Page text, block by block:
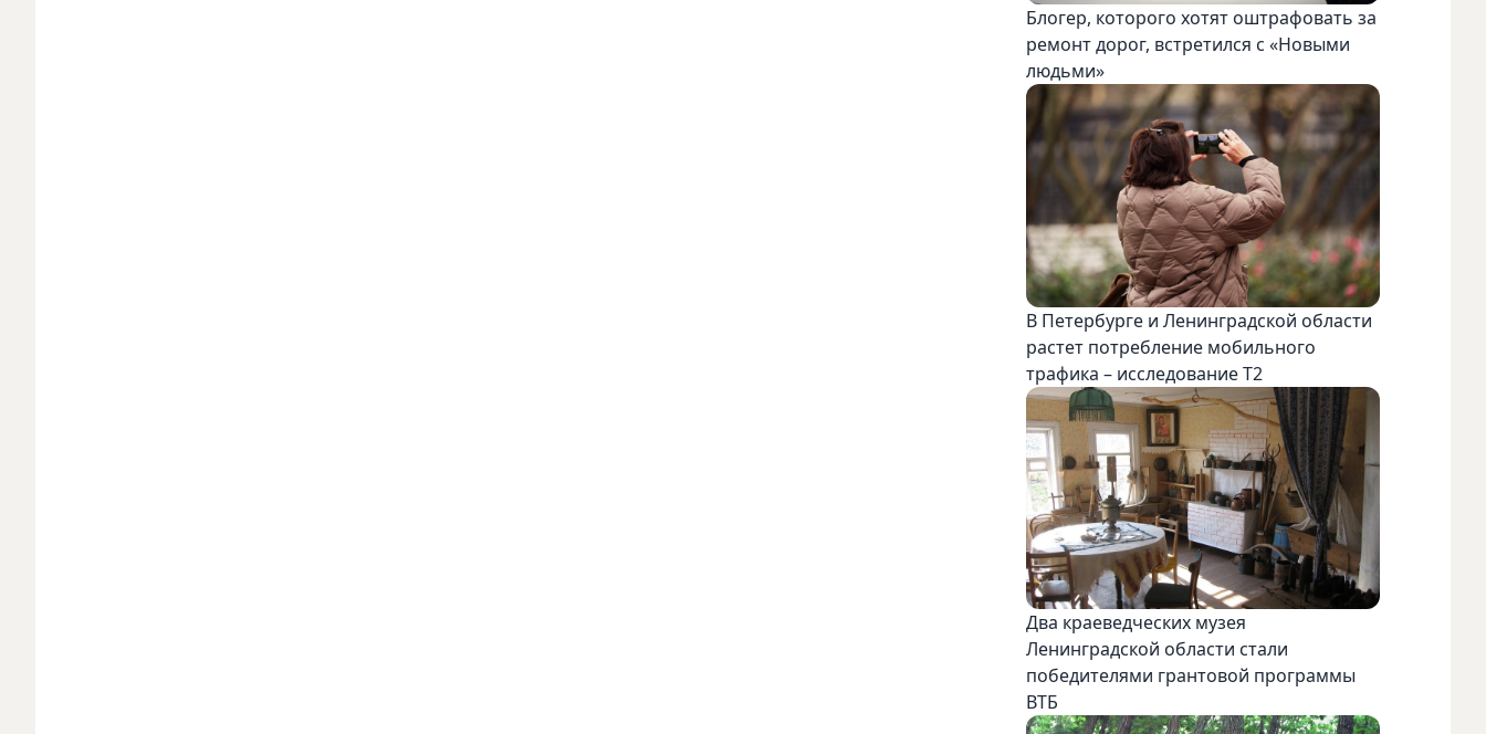
Блогер, которого хотят оштрафовать за
ремонт дорог, встретился с «Новыми
людьми»
В Петербурге и Ленинградской области
растет потребление мобильного
трафика – исследование T2
Два краеведческих музея
Ленинградской области стали
победителями грантовой программы
ВТБ